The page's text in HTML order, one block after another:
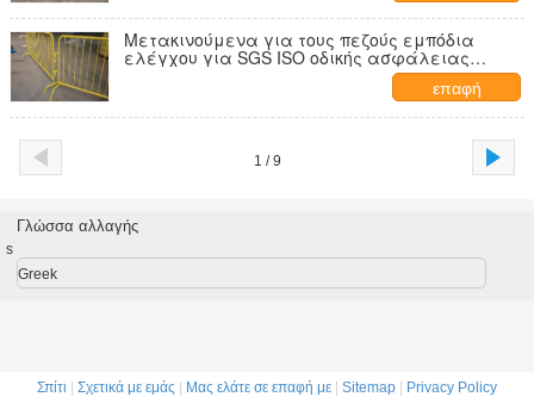
Μετακινούμενα για τους πεζούς εμπόδια
ελέγχου για SGS ISO οδικής ασφάλειας
επαφή
1 / 9
Γλώσσα αλλαγής
s
Greek
Σπίτι Σχετικά με εμάς Μας ελάτε σε επαφή με Sitemap Privacy Policy